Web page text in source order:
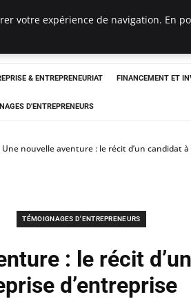
& ENTREPRENEURIAT FINANCEMENT ET
D'ENTREPRENEURS
Une nouvelle aventure : le récit d’un candidat
TÉMOIGNAGES D'ENTREPRENEURS
: le récit
d’entreprise
votre expérience de navigation. En